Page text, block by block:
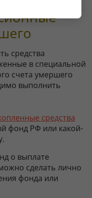
средства
в специальной
счета умершего
выполнить
средства
фонд РФ или какой-
о выплате
сделать лично
фонда или